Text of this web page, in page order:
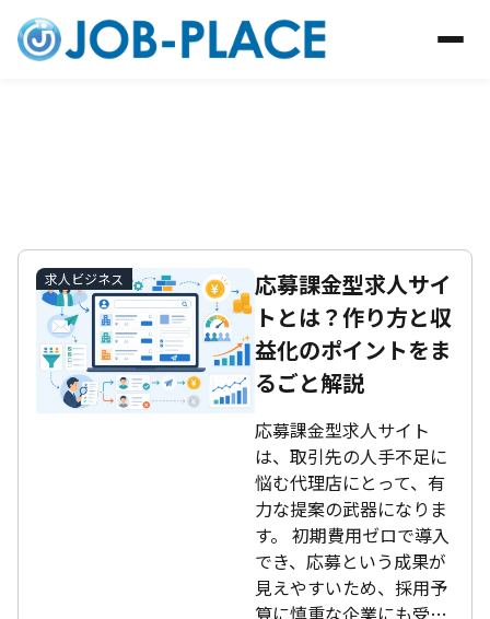
求人ビジネス
応募課金型求人サイ
トとは？作り方と収
益化のポイントをま
るごと解説
応募課金型求人サイト
は、取引先の人手不足に
悩む代理店にとって、有
力な提案の武器になりま
す。 初期費用ゼロで導入
でき、応募という成果が
見えやすいため、採用予
算に慎重な企業にも受…